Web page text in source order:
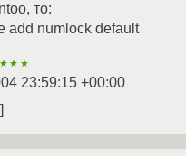
то:
add numlock default
23:59:15 +00:00